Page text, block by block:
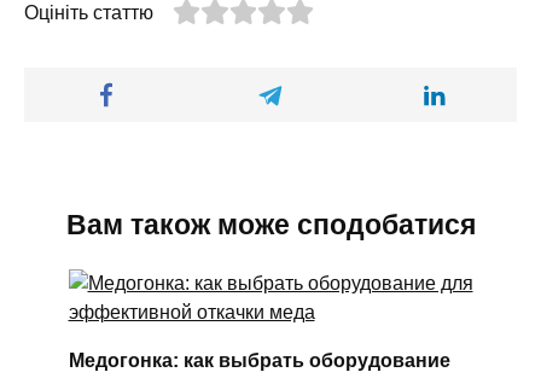
Оцініть статтю
Вам також може сподобатися
Медогонка: как выбрать оборудование